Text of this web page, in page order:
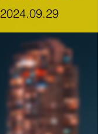
2024.09.29